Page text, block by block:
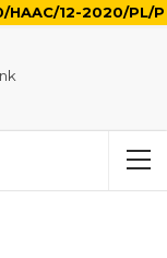
HAAC/12-2020/PL/P